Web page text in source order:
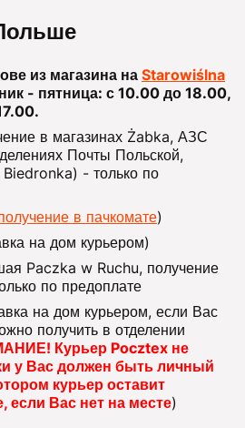
из магазина на Starowiślna
- пятница: с 10.00 до 18.00,
в магазинах Żabka, АЗС
Почты Польской,
Biedronka) - только по
в пачкомате)
на дом курьером)
Paczka w Ruchu, получение
по предоплате
на дом курьером, если Вас
получить в отделении
Курьер Pocztex не
у Вас должен быть личный
курьер оставит
если Вас нет на месте)